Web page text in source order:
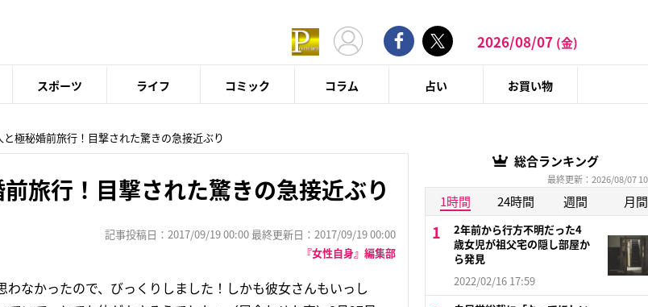
2026/08/07 (金)
スポーツ ライフ コミック コラム 占い お買い物
極秘婚前旅行！目撃された驚きの急接近ぶり
旅行！目撃された驚きの急接近ぶり
記事投稿日：2017/09/19 00:00 最終更新日：2017/09/19 00:00
『女性自身』編集部
わなかったので、びっくりしました！しかも彼女さんもいっし
総合ランキング
最終更新：2026/08/07
1時間 24時間 週間 月間
2年前から行方不明だった4
歳女児が祖父宅の隠し部屋か
ら発見
2022/02/16 17:59